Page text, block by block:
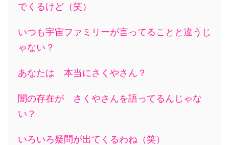
でくるけど（笑）
いつも宇宙ファミリーが言ってることと違うじ
ゃない？
あなたは 本当にさくやさん？
闇の存在が さくやさんを語ってるんじゃな
い？
いろいろ疑問が出てくるわね（笑）